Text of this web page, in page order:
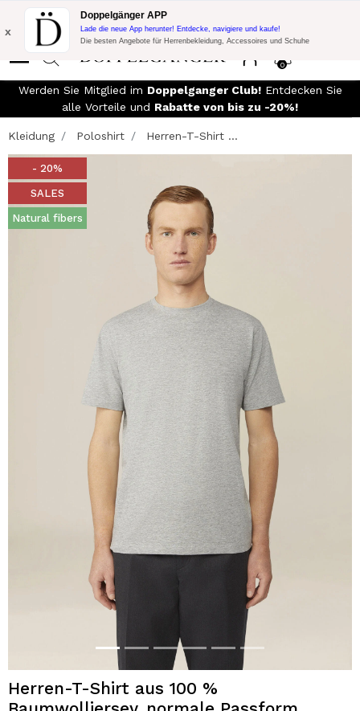
Blitzangebot:
10% Extra-Rabatt auf 300€ Einkauf mit Code:
DOPPEL300
0
x
Doppelgänger APP
Lade die neue App herunter! Entdecke, navigiere und kaufe!
Die besten Angebote für Herrenbekleidung, Accessoires und Schuhe
Werden Sie Mitglied im Doppelganger Club!Entdecken Sie
alle Vorteile und Rabatte von bis zu -20%!
Kleidung Poloshirt Herren-T-Shirt ...
- 20%
SALES
Natural fibers
Herren-T-Shirt aus 100 %